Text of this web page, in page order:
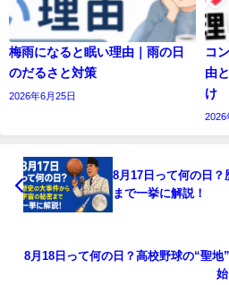
梅雨になると眠い理由｜雨の日
のだるさと対策
2026年6月25日
コ
由
け
2026
8月17日って何の日
まで一挙に解説！
8月18日って何の日？高校野球の“聖地